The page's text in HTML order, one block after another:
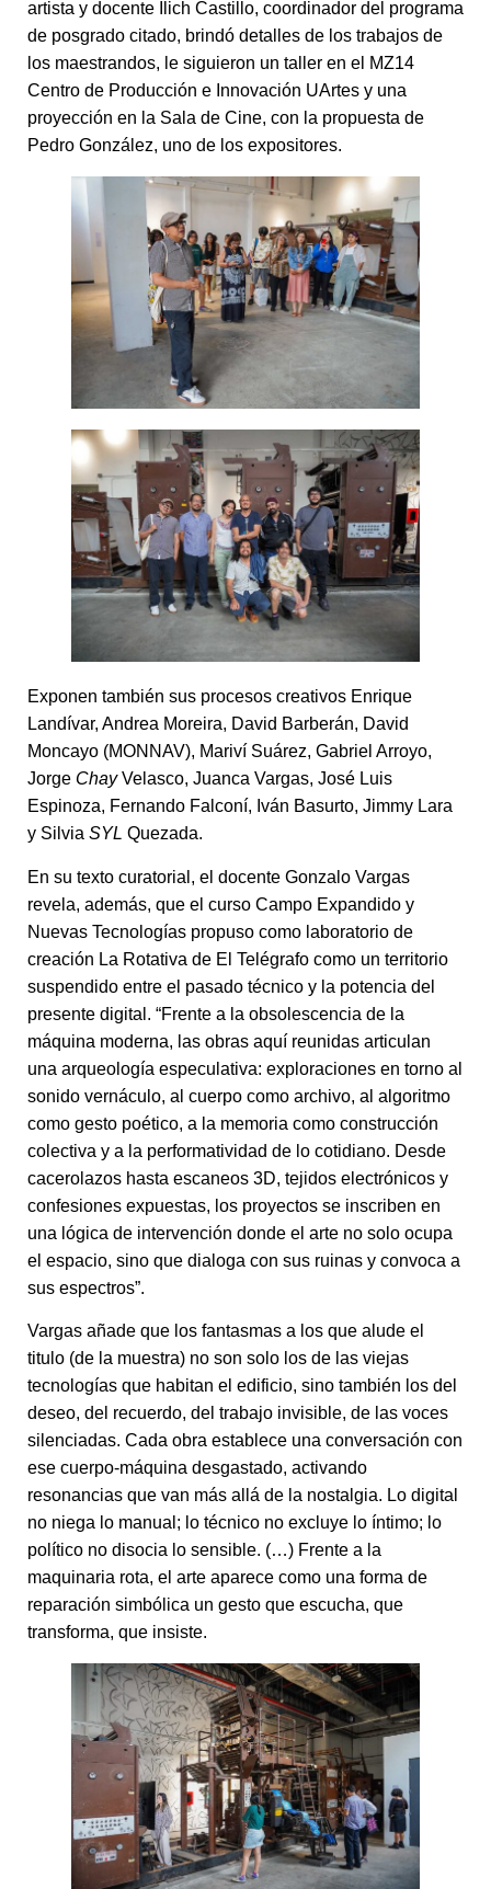
artista y docente Ilich Castillo, coordinador del programa
de posgrado citado, brindó detalles de los trabajos de
los maestrandos, le siguieron un taller en el MZ14
Centro de Producción e Innovación UArtes y una
proyección en la Sala de Cine, con la propuesta de
Pedro González, uno de los expositores.
Exponen también sus procesos creativos Enrique
Landívar, Andrea Moreira, David Barberán, David
Moncayo (MONNAV), Mariví Suárez, Gabriel Arroyo,
Jorge ChayVelasco, Juanca Vargas, José Luis
Espinoza, Fernando Falconí, Iván Basurto, Jimmy Lara
y Silvia SYL Quezada.
En su texto curatorial, el docente Gonzalo Vargas
revela, además, que el curso Campo Expandido y
Nuevas Tecnologías propuso como laboratorio de
creación La Rotativa de El Telégrafo como un territorio
suspendido entre el pasado técnico y la potencia del
presente digital. “Frente a la obsolescencia de la
máquina moderna, las obras aquí reunidas articulan
una arqueología especulativa: exploraciones en torno al
sonido vernáculo, al cuerpo como archivo, al algoritmo
como gesto poético, a la memoria como construcción
colectiva y a la performatividad de lo cotidiano. Desde
cacerolazos hasta escaneos 3D, tejidos electrónicos y
confesiones expuestas, los proyectos se inscriben en
una lógica de intervención donde el arte no solo ocupa
el espacio, sino que dialoga con sus ruinas y convoca a
sus espectros”.
Vargas añade que los fantasmas a los que alude el
titulo (de la muestra) no son solo los de las viejas
tecnologías que habitan el edificio, sino también los del
deseo, del recuerdo, del trabajo invisible, de las voces
silenciadas. Cada obra establece una conversación con
ese cuerpo-máquina desgastado, activando
resonancias que van más allá de la nostalgia. Lo digital
no niega lo manual; lo técnico no excluye lo íntimo; lo
político no disocia lo sensible. (…) Frente a la
maquinaria rota, el arte aparece como una forma de
reparación simbólica un gesto que escucha, que
transforma, que insiste.